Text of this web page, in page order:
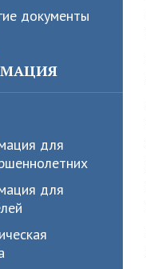
документы
для
для